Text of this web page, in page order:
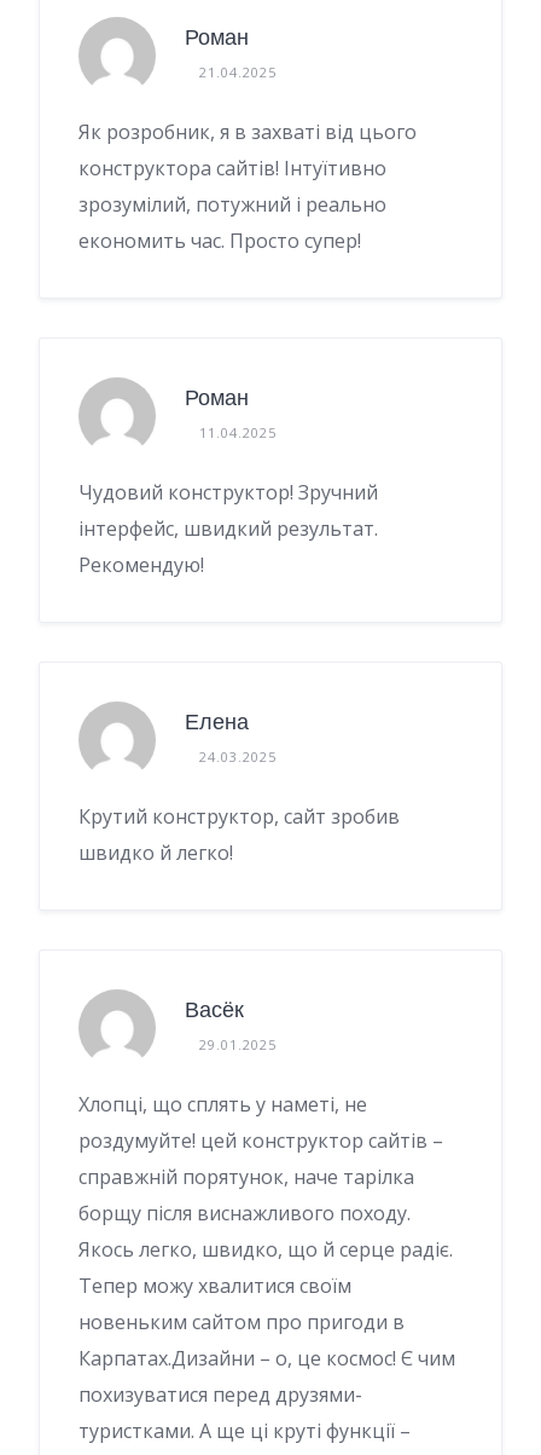
Роман
21.04.2025
Як розробник, я в захваті від цього
конструктора сайтів! Інтуїтивно
зрозумілий, потужний і реально
економить час. Просто супер!
Роман
11.04.2025
Чудовий конструктор! Зручний
інтерфейс, швидкий результат.
Рекомендую!
Елена
24.03.2025
Крутий конструктор, сайт зробив
швидко й легко!
Васёк
29.01.2025
Хлопці, що сплять у наметі, не
роздумуйте! цей конструктор сайтів –
справжній порятунок, наче тарілка
борщу після виснажливого походу.
Якось легко, швидко, що й серце радіє.
Тепер можу хвалитися своїм
новеньким сайтом про пригоди в
Карпатах.Дизайни – о, це космос! Є чим
похизуватися перед друзями-
туристками. А ще ці круті функції –